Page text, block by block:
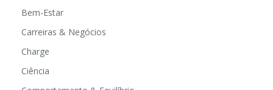
Bem-Estar
Carreiras & Negócios
Charge
Ciência